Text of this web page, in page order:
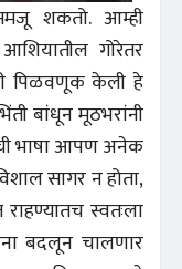
शकतो. आम्ही
गोरेतर
पिळवणूक केली हे
बांधून मूठभरांनी
भाषा आपण अनेक
सागर न होता,
स्वतःला
बदलून चालणार